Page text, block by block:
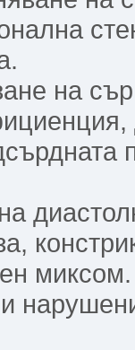
на
миксом.